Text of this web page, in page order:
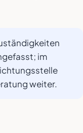
im
weiter.